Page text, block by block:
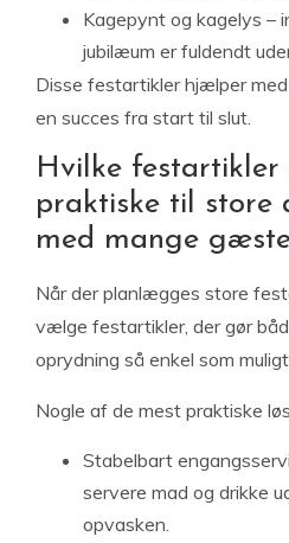
Kagepynt og kagelys –
jubilæum er fuldendt
Disse festartikler hjælper
en succes fra start til slut.
Hvilke festartikler
praktiske til store
med mange
Når der planlægges store
vælge festartikler, der gør
oprydning så enkel som
Nogle af de mest praktiske
Stabelbart
servere mad og drikke
opvasken.